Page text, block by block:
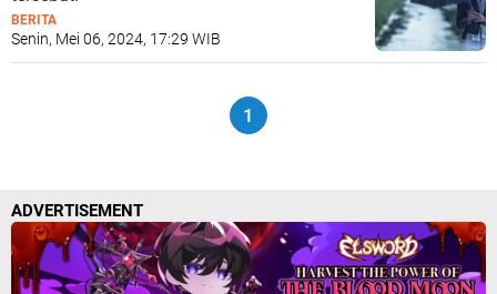
BERITA
Senin, Mei 06, 2024, 17:29 WIB
1
ADVERTISEMENT